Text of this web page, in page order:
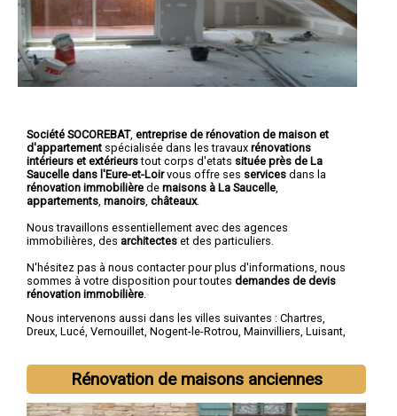
Société SOCOREBAT, entreprise de rénovation de maison et
d'appartement spécialisée dans les travaux rénovations
intérieurs et extérieurstout corps d'etats située près de La
Saucelle dans l'Eure-et-Loirvous offre ses services dans la
rénovation immobilière de maisons à La Saucelle
appartements manoirs châteaux.
Nous travaillons essentiellement avec des agences
immobilières, des architectes et des particuliers.
N'hésitez pas à nous contacter pour plus d'informations, nous
sommes à votre disposition pour toutes demandes de devis
rénovation immobilière
Nous intervenons aussi dans les villes suivantes : Chartres,
Dreux, Lucé, Vernouillet, Nogent-le-Rotrou, Mainvilliers, Luisant,
Rénovation de maisons anciennes